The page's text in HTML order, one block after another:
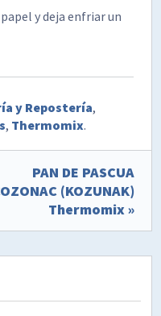
y deja enfriar un
y Repostería,
, Thermomix.
PAN DE PASCUA
(KOZUNAK)
Thermomix »